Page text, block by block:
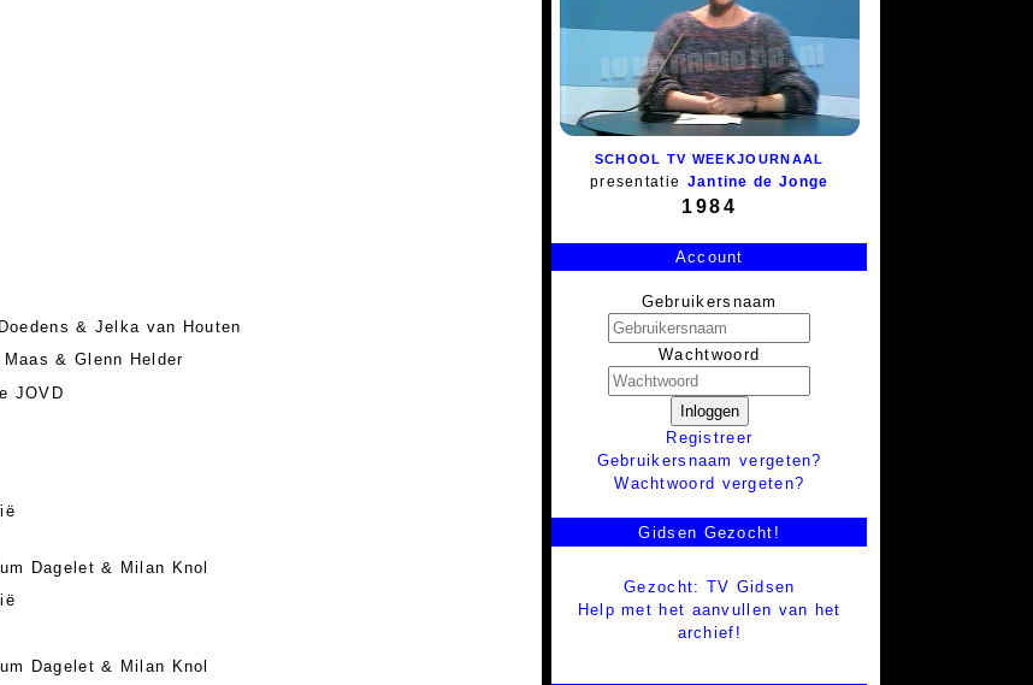
& Jelka van Houten
& Glenn Helder
JOVD
Dagelet & Milan Knol
Dagelet & Milan Knol
SCHOOL TV WEEKJOURNAAL
presentatie Jantine de Jonge
1984
Account
Gebruikersnaam
Wachtwoord
Inloggen
Registreer
Gebruikersnaam vergeten?
Wachtwoord vergeten?
Gidsen Gezocht!
Gezocht: TV Gidsen
Help met het aanvullen van het
archief!